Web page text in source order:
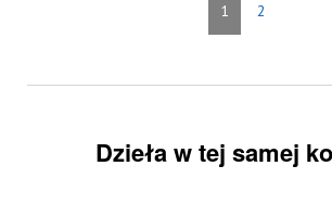
1 2
Dzieła w tej samej